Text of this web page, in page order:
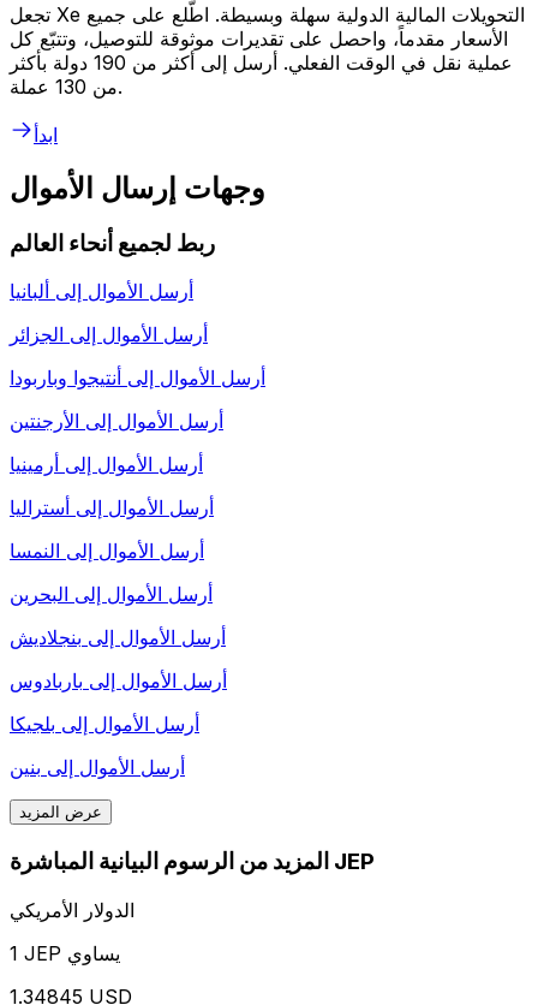
تجعل Xe التحويلات المالية الدولية سهلة وبسيطة. اطّلع على جميع
الأسعار مقدماً، واحصل على تقديرات موثوقة للتوصيل، وتتبّع كل
عملية نقل في الوقت الفعلي. أرسل إلى أكثر من 190 دولة بأكثر
من 130 عملة.
ابدأ
وجهات إرسال الأموال
ربط لجميع أنحاء العالم
أرسل الأموال إلى ألبانيا
أرسل الأموال إلى الجزائر
أرسل الأموال إلى أنتيجوا وباربودا
أرسل الأموال إلى الأرجنتين
أرسل الأموال إلى أرمينيا
أرسل الأموال إلى أستراليا
أرسل الأموال إلى النمسا
أرسل الأموال إلى البحرين
أرسل الأموال إلى بنجلاديش
أرسل الأموال إلى باربادوس
أرسل الأموال إلى بلجيكا
أرسل الأموال إلى بنين
عرض المزيد
المزيد من الرسوم البيانية المباشرة JEP
الدولار الأمريكي
1 JEP يساوي
1.34845 USD